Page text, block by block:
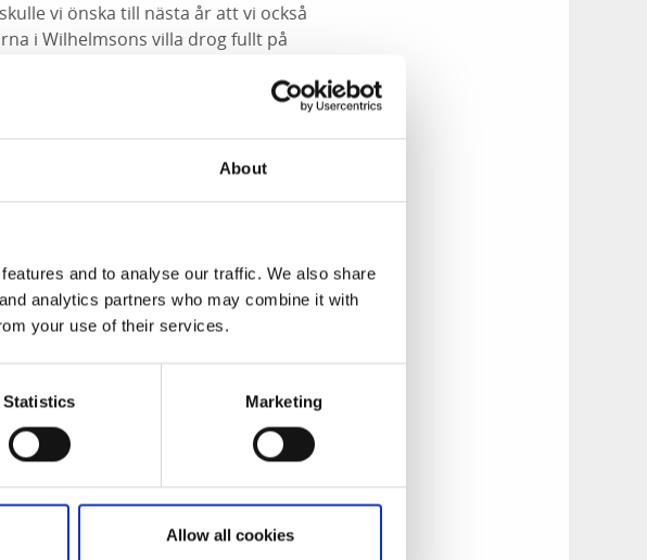
About
and to analyse our traffic. We also share
analytics partners who may combine it with
your use of their services.
Statistics Marketing
Allow all cookies
vi önska till nästa år att vi också
i Wilhelmsons villa drog fullt på
Berlins föredrag."
Kristina Jarnedal
att Golfklubben är mycket nöjda
som bröllop och födelsedagar.”
som kommer till oss jämfört
guidningar samt